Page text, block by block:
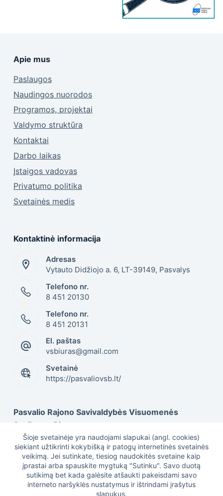
Šioje svetainėje yra naudojami slapukai (angl. cookies)
siekiant užtikrinti kokybišką ir patogų internetinės svetainės
veikimą. Jei sutinkate, tiesiog naudokitės svetaine kaip
įprastai arba spauskite mygtuką "Sutinku". Savo duotą
sutikimą bet kada galėsite atšaukti pakeisdami savo
interneto naršyklės nustatymus ir ištrindami įrašytus
slapukus.
Apie mus
Paslaugos
Naudingos nuorodos
Programos, projektai
Valdymo struktūra
Kontaktai
Darbo laikas
Įstaigos vadovas
Privatumo politika
Svetainės medis
Kontaktinė informacija
Adresas
Vytauto Didžiojo a. 6, LT-39149, Pasvalys
Telefono nr.
8 451 20130
Telefono nr.
8 451 20131
El. paštas
vsbiuras@gmail.com
Svetainė
https://pasvaliovsb.lt/
Pasvalio Rajono Savivaldybės Visuomenės
Sveikatos Biuras
Duomenys kaupiami ir saugomi Juridinių asmenų
registre, kodas 301505617